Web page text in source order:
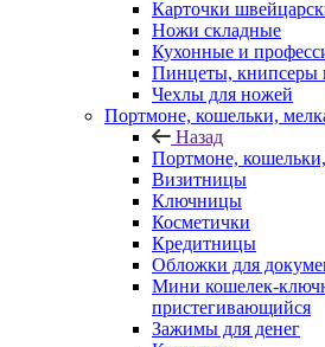
Карточки
Ножи складные
Кухонные и
Пинцеты, книпсеры
Чехлы для ножей
Портмоне, кошельки,
Назад
Портмоне,
Визитницы
Ключницы
Косметички
Кредитницы
Обложки для
Мини кошелек-
пристегивающийся
Зажимы для денег